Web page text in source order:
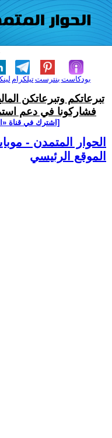
تيلكرامبنترست بودكاست
تبرعاتكم وتبرعاتكن
فشاركونا في دعم
[اشترك في قناة
الحوار المتمدن -
الموقع الرئيسي